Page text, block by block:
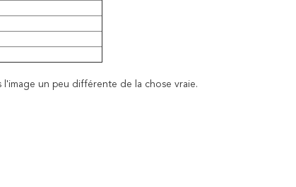
un peu différente de la chose vraie.